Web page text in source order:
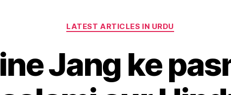
Categories
LATEST ARTICLES IN URDU
Jang ke